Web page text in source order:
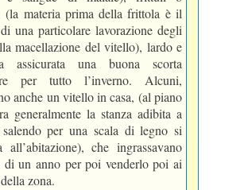
(la materia prima della frittola è il
una particolare lavorazione degli
macellazione del vitello), lardo e
assicurata una buona scorta
per tutto l’inverno. Alcuni,
anche un vitello in casa, (al piano
generalmente la stanza adibita a
per una scala di legno si
all’abitazione), che ingrassavano
di un anno per poi venderlo poi ai
zona.